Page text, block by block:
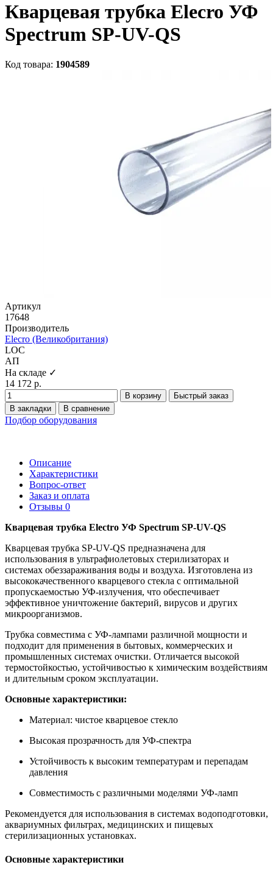
Кварцевая трубка Elecro УФ
Spectrum SP-UV-QS
Код товара: 1904589
Артикул
17648
Производитель
Elecro (Великобритания)
LOC
АП
На складе ✓
14 172 р.
В корзину
Быстрый заказ
В закладки
В сравнение
Подбор оборудования
Описание
Характеристики
Вопрос-ответ
Заказ и оплата
Отзывы 0
Кварцевая трубка Electro УФ Spectrum SP-UV-QS
Кварцевая трубка SP-UV-QS предназначена для
использования в ультрафиолетовых стерилизаторах и
системах обеззараживания воды и воздуха. Изготовлена из
высококачественного кварцевого стекла с оптимальной
пропускаемостью УФ-излучения, что обеспечивает
эффективное уничтожение бактерий, вирусов и других
микроорганизмов.
Трубка совместима с УФ-лампами различной мощности и
подходит для применения в бытовых, коммерческих и
промышленных системах очистки. Отличается высокой
термостойкостью, устойчивостью к химическим воздействиям
и длительным сроком эксплуатации.
Основные характеристики:
Материал: чистое кварцевое стекло
Высокая прозрачность для УФ-спектра
Устойчивость к высоким температурам и перепадам
давления
Совместимость с различными моделями УФ-ламп
Рекомендуется для использования в системах водоподготовки,
аквариумных фильтрах, медицинских и пищевых
стерилизационных установках.
Основные характеристики